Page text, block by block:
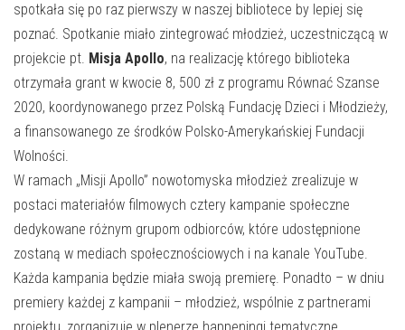
FORMY STAŁE
NASZE FILIE
POLECANE STRONY
WYDARZENIA KULTURALNE
FOTO
E-INFORMATOR
spotkała się po raz pierwszy w naszej bibliotece by lepiej się
poznać. Spotkanie miało zintegrować młodzież, uczestniczącą w
projekcie pt. Misja Apollo, na realizację którego biblioteka
otrzymała grant w kwocie 8, 500 zł z programu Równać Szanse
2020, koordynowanego przez Polską Fundację Dzieci i Młodzieży,
a finansowanego ze środków Polsko-Amerykańskiej Fundacji
Wolności.
W ramach „Misji Apollo” nowotomyska młodzież zrealizuje w
postaci materiałów filmowych cztery kampanie społeczne
dedykowane różnym grupom odbiorców, które udostępnione
zostaną w mediach społecznościowych i na kanale YouTube.
Każda kampania będzie miała swoją premierę. Ponadto – w dniu
premiery każdej z kampanii – młodzież, wspólnie z partnerami